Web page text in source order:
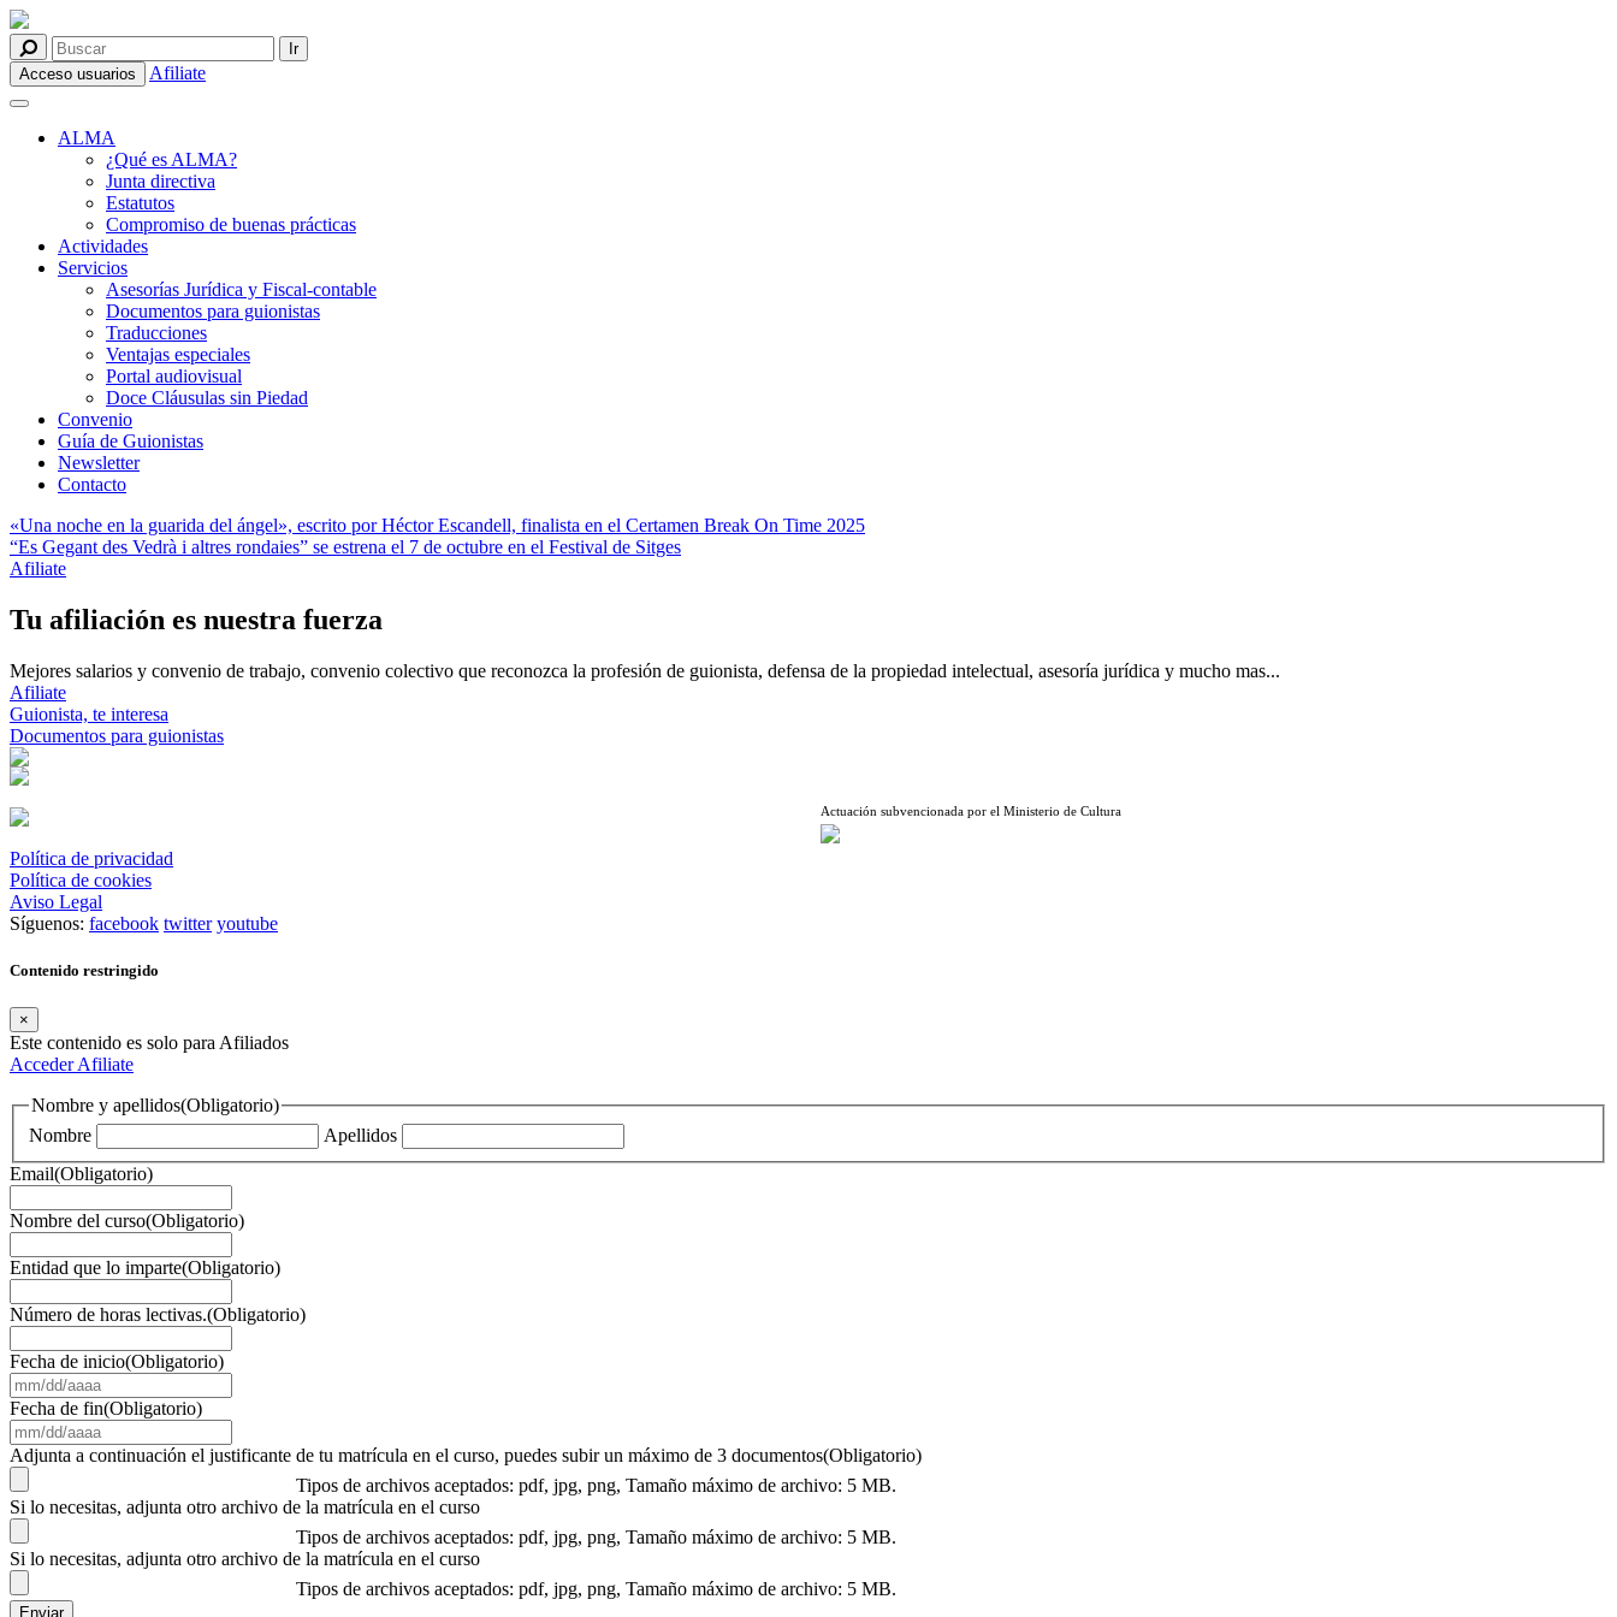
Acceso usuarios Afiliate
ALMA
¿Qué es ALMA?
Junta directiva
Estatutos
Compromiso de buenas prácticas
Actividades
Servicios
Asesorías Jurídica y Fiscal-contable
Documentos para guionistas
Traducciones
Ventajas especiales
Portal audiovisual
Doce Cláusulas sin Piedad
Convenio
Guía de Guionistas
Newsletter
Contacto
«Una noche en la guarida del ángel», escrito por Héctor Escandell, finalista en el Certamen Break On Time 2025
“Es Gegant des Vedrà i altres rondaies” se estrena el 7 de octubre en el Festival de Sitges
Afiliate
Tu afiliación es nuestra fuerza
Mejores salarios y convenio de trabajo, convenio colectivo que reconozca la profesión de guionista, defensa de la propiedad intelectual, asesoría jurídica y mucho mas...
Afiliate
Guionista, te interesa
Documentos para guionistas
Actuación subvencionada por el Ministerio de Cultura
Política de privacidad
Política de cookies
Aviso Legal
Síguenos: facebook twitter youtube
Contenido restringido
×
Este contenido es solo para Afiliados
AccederAfiliate
Nombre y apellidos(Obligatorio)
Nombre
Apellidos
Email(Obligatorio)
Nombre del curso(Obligatorio)
Entidad que lo imparte(Obligatorio)
Número de horas lectivas.(Obligatorio)
Fecha de inicio(Obligatorio)
barra
DD
barra
AAAA
Fecha de fin(Obligatorio)
barra
AAAA
Adjunta a continuación el justificante de tu matrícula en el curso, puedes subir un máximo de 3 documentos(Obligatorio)
Tipos de archivos aceptados: pdf, jpg, png, Tamaño máximo de archivo: 5 MB.
Si lo necesitas, adjunta otro archivo de la matrícula en el curso
Tipos de archivos aceptados: pdf, jpg, png, Tamaño máximo de archivo: 5 MB.
Si lo necesitas, adjunta otro archivo de la matrícula en el curso
Tipos de archivos aceptados: pdf, jpg, png, Tamaño máximo de archivo: 5 MB.